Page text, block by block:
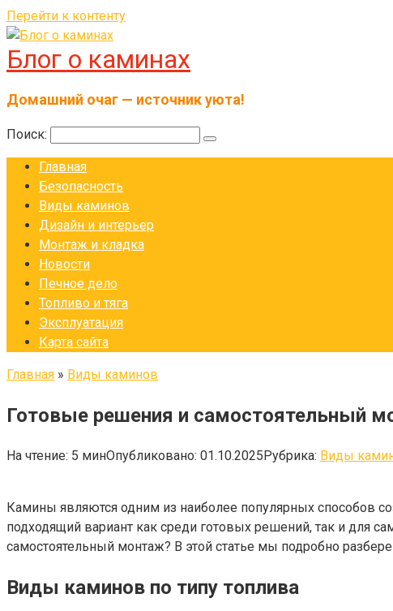
Перейти к контенту
Блог о каминах
Домашний очаг — источник уюта!
Поиск:
Главная
Безопасность
Виды каминов
Дизайн и интерьер
Монтаж и кладка
Новости
Печное дело
Топливо и тяга
Эксплуатация
Карта сайта
Главная » Виды каминов
Готовые решения и самостоятельный
На чтение: 5 минОпубликовано: 01.10.2025Рубрика: Виды
Камины являются одним из наиболее популярных способов
подходящий вариант как среди готовых решений, так и для
самостоятельный монтаж? В этой статье мы подробно
Виды каминов по типу топлива